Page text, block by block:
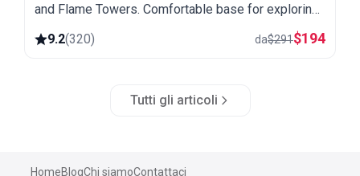
and Flame Towers. Comfortable base for exploring
9.2(320) da$291$194
Tutti gli articoli
HomeBlogChi siamoContattaci